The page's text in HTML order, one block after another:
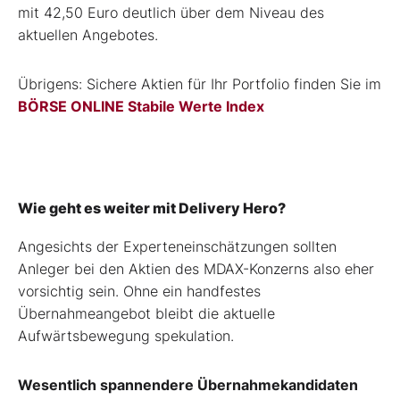
mit 42,50 Euro deutlich über dem Niveau des
aktuellen Angebotes.
Übrigens: Sichere Aktien für Ihr Portfolio finden Sie im
BÖRSE ONLINE Stabile Werte Index
Wie geht es weiter mit Delivery Hero?
Angesichts der Experteneinschätzungen sollten
Anleger bei den Aktien des MDAX-Konzerns also eher
vorsichtig sein. Ohne ein handfestes
Übernahmeangebot bleibt die aktuelle
Aufwärtsbewegung spekulation.
Wesentlich spannendere Übernahmekandidaten